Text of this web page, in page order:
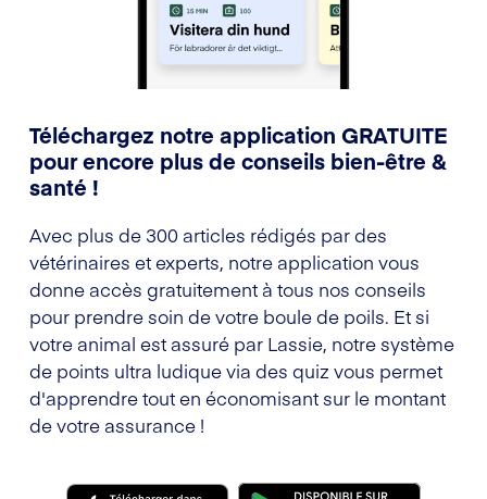
Téléchargez notre application GRATUITE
pour encore plus de conseils bien-être &
santé !
Avec plus de 300 articles rédigés par des
vétérinaires et experts, notre application vous
donne accès gratuitement à tous nos conseils
pour prendre soin de votre boule de poils. Et si
votre animal est assuré par Lassie, notre système
de points ultra ludique via des quiz vous permet
d'apprendre tout en économisant sur le montant
de votre assurance !